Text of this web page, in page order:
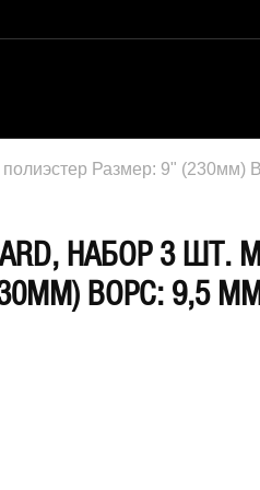
Размер: 9"
НАБОР 3 ШТ.
ВОРС: 9,5